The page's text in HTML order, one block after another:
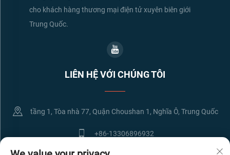
cho khách hàng thương mại điện tử xuyên biên giới
Trung Quốc.
LIÊN HỆ VỚI CHÚNG TÔI
tầng 1, Tòa nhà 77, Quận Choushan 1, Nghĩa Ô, Trung Quốc
+86-13306896932